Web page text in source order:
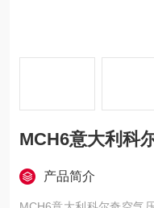
MCH6意大利科
产品简介